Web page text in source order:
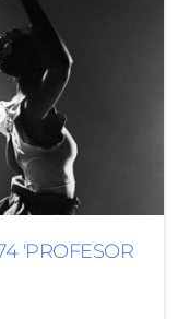
'PROFESOR